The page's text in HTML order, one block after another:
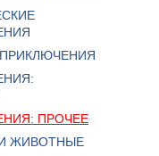
ПРОЧЕЕ
ЖИВОТНЫЕ